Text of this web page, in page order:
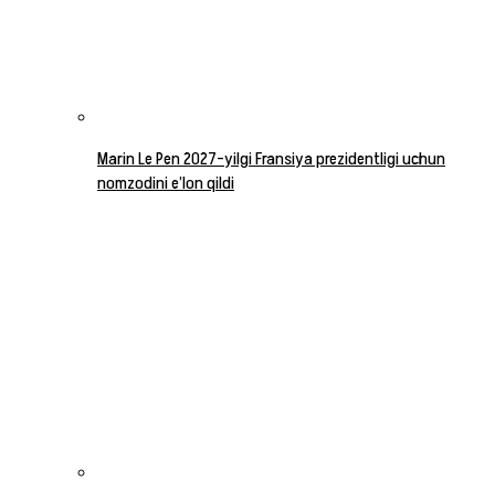
Marin Le Pen 2027-yilgi Fransiya prezidentligi uchun
nomzodini e’lon qildi